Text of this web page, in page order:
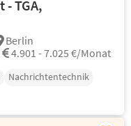
- TGA,
Berlin
4.901 - 7.025 €/Monat
Nachrichtentechnik